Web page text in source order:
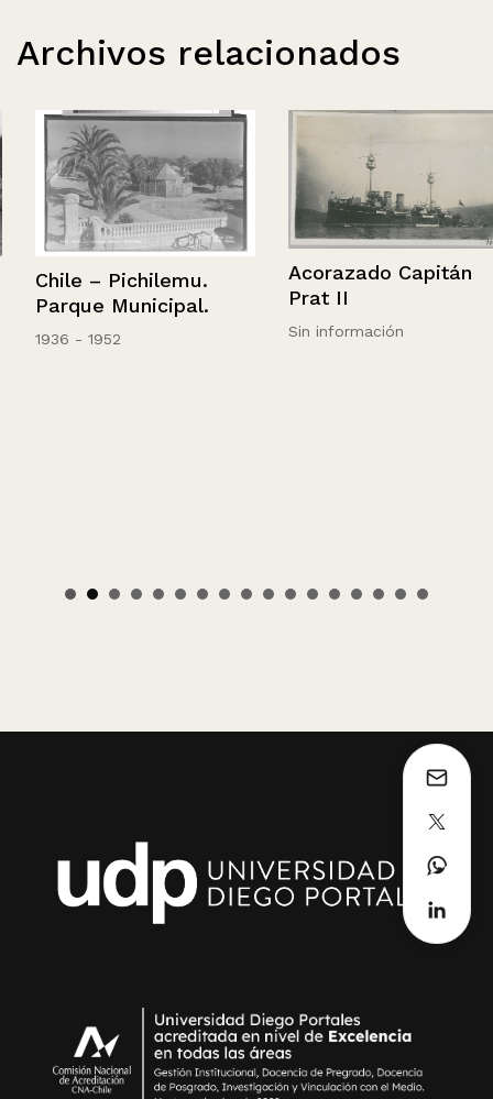
Archivos relacionados
Chile – Pichilemu.
Parque Municipal.
1936 - 1952
Acorazado Capitán
Prat II
Sin información